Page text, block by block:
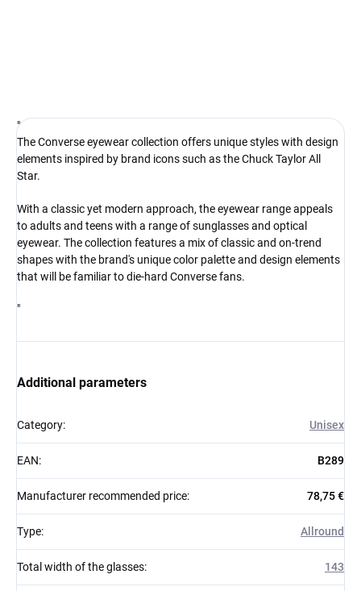
"
The Converse eyewear collection offers unique styles with design
elements inspired by brand icons such as the Chuck Taylor All
Star.
With a classic yet modern approach, the eyewear range appeals
to adults and teens with a range of sunglasses and optical
eyewear. The collection features a mix of classic and on-trend
shapes with the brand's unique color palette and design elements
that will be familiar to die-hard Converse fans.
"
Additional parameters
Category: Unisex
EAN: B289
Manufacturer recommended price: 78,75 €
Type: Allround
Total width of the glasses: 143